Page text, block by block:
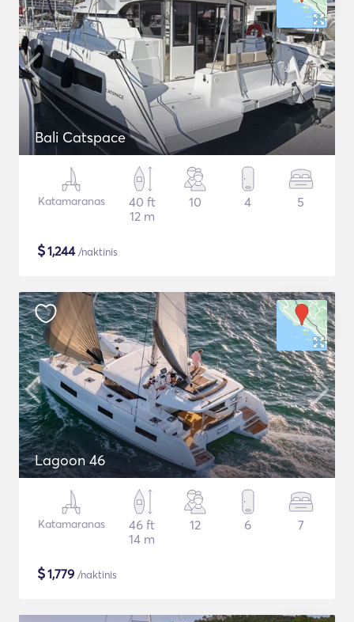
Bali Catspace
Katamaranas
40 ft
12 m
10 4 5
$1,244/naktinis
Lagoon 46
Katamaranas
46 ft
14 m
12 6 7
$1,779 /naktinis